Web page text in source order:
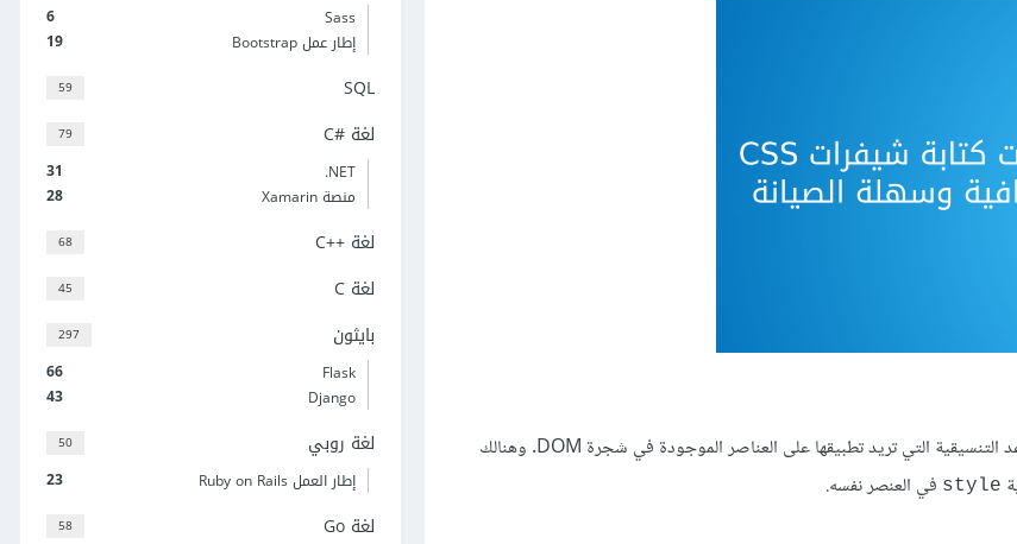
تعتمد لغة CSS على التصريح عن «محددات» (selectors) التي تضع فيها القواعد التنسيقية التي تريد تطبيقها على العناصر الموجودة في شجرة DOM. وهنالك
style في العنصر نفسه.
6
Sass
19
إطار عمل Bootstrap
59 SQL
79 لغة C#‎
31
‎.NET
28
منصة Xamarin
68 لغة C++‎
45 لغة C
297 بايثون
66
Flask
43
Django
50 لغة روبي
23 إطار العمل Ruby on Rails
58 لغة Go